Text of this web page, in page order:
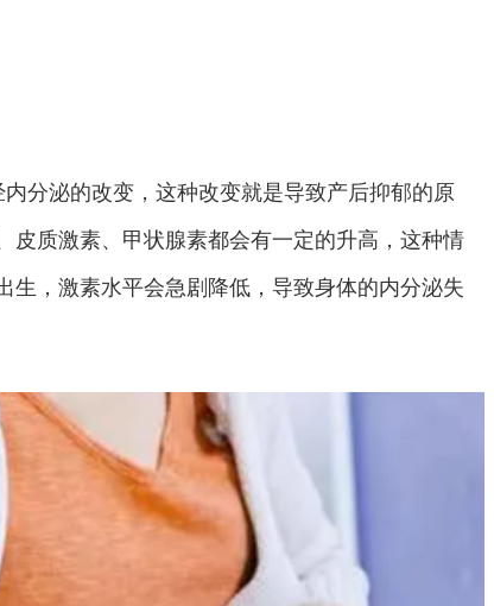
泌的改变，这种改变就是导致产后抑郁的原
皮质激素、甲状腺素都会有一定的升高，这种情
，激素水平会急剧降低，导致身体的内分泌失